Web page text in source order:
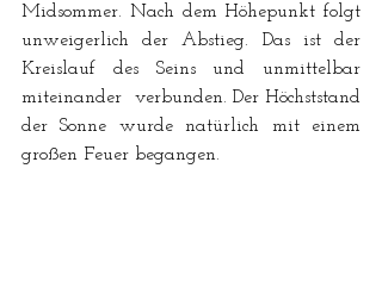
Midsommer. Nach dem Höhepunkt folgt
unweigerlich der Abstieg. Das ist der
Kreislauf des Seins und unmittelbar
miteinander  verbunden. Der Höchststand
der Sonne wurde natürlich mit einem
großen Feuer begangen.